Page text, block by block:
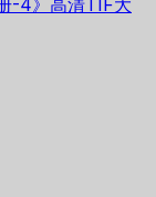
-4》高清TIF大